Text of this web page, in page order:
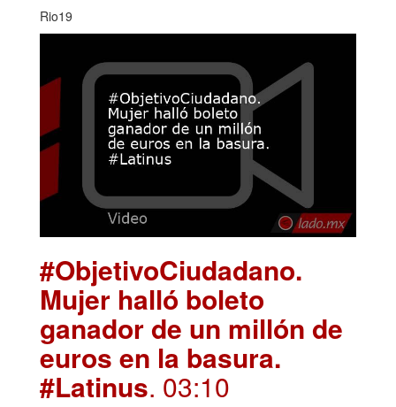
Rio19
#ObjetivoCiudadano.
Mujer halló boleto
ganador de un millón de
euros en la basura.
#Latinus. 03:10